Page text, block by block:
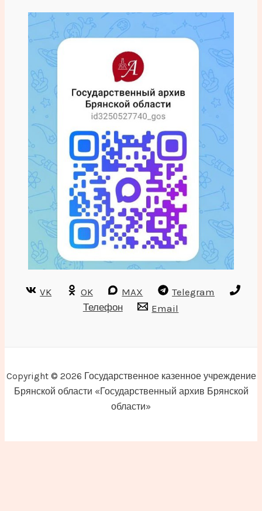
VK OK MAX
Telegram
Телефон
Email
Copyright © 2026 Государственное казенное учреждение
Брянской области «Государственный архив Брянской
области»